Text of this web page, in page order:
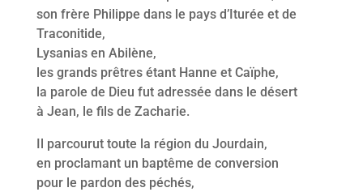
son frère Philippe dans le pays d’Iturée et de
Traconitide,
Lysanias en Abilène,
les grands prêtres étant Hanne et Caïphe,
la parole de Dieu fut adressée dans le désert
à Jean, le fils de Zacharie.
Il parcourut toute la région du Jourdain,
en proclamant un baptême de conversion
pour le pardon des péchés,